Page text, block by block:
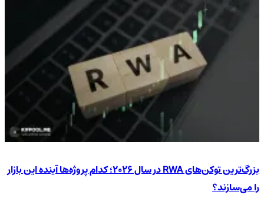
بزرگ‌ترین توکن‌های RWA در سال ۲۰۲۶؛ کدام پروژه‌ها آینده این بازار
را می‌سازند؟